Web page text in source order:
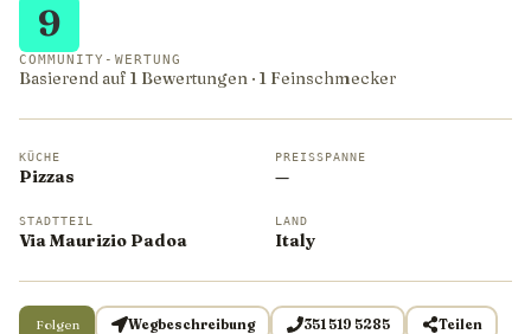
9
COMMUNITY-WERTUNG
Basierend auf 1 Bewertungen · 1 Feinschmecker
KÜCHE
Pizzas
PREISSPANNE
—
STADTTEIL
Via Maurizio Padoa
LAND
Italy
Folgen Wegbeschreibung 351 519 5285 Teilen